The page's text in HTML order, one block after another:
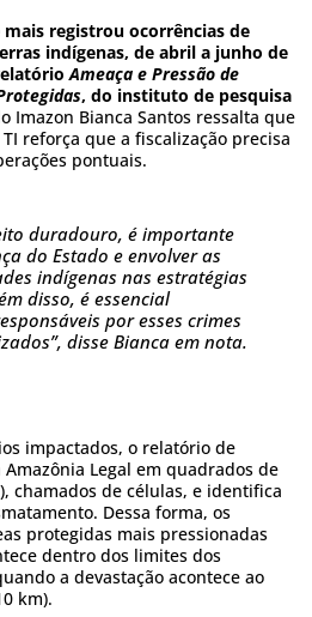
registrou ocorrências de
indígenas, de abril a junho de
Ameaça e Pressão de
, do instituto de pesquisa
Imazon Bianca Santos ressalta que
reforça que a fiscalização precisa
pontuais.
duradouro, é importante
do Estado e envolver as
indígenas nas estratégias
disso, é essencial
por esses crimes
disse Bianca em nota.
impactados, o relatório de
Legal em quadrados de
chamados de células, e identifica
Dessa forma, os
protegidas mais pressionadas
dentro dos limites dos
a devastação acontece ao
km).